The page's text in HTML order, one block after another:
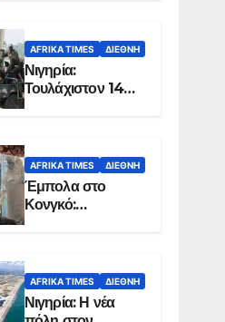
AFRIKA TIMES ΔΙΕΘΝΉ
Νιγηρία:
Τουλάχιστον 14
νεκροί από
στην Οτούκπο
AFRIKA TIMES ΔΙΕΘΝΉ
Έμπολα στο
Κονγκό:
Ξεπέρασαν τους
AFRIKA TIMES ΔΙΕΘΝΉ
Νιγηρία: Η νέα